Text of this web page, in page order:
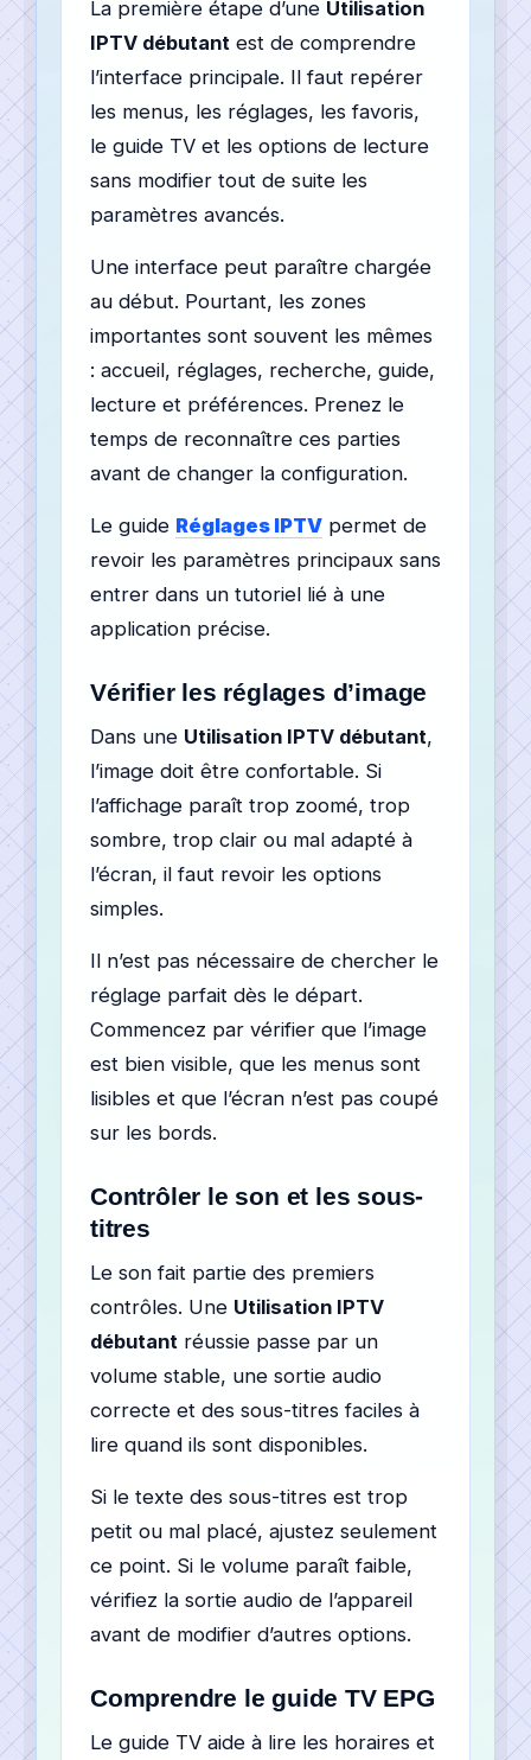
La première étape d’une Utilisation
IPTV débutant est de comprendre
l’interface principale. Il faut repérer
les menus, les réglages, les favoris,
le guide TV et les options de lecture
sans modifier tout de suite les
paramètres avancés.
Une interface peut paraître chargée
au début. Pourtant, les zones
importantes sont souvent les mêmes
: accueil, réglages, recherche, guide,
lecture et préférences. Prenez le
temps de reconnaître ces parties
avant de changer la configuration.
Le guide Réglages IPTV permet de
revoir les paramètres principaux sans
entrer dans un tutoriel lié à une
application précise.
Vérifier les réglages d’image
Dans une Utilisation IPTV débutant,
l’image doit être confortable. Si
l’affichage paraît trop zoomé, trop
sombre, trop clair ou mal adapté à
l’écran, il faut revoir les options
simples.
Il n’est pas nécessaire de chercher le
réglage parfait dès le départ.
Commencez par vérifier que l’image
est bien visible, que les menus sont
lisibles et que l’écran n’est pas coupé
sur les bords.
Contrôler le son et les sous-
titres
Le son fait partie des premiers
contrôles. Une Utilisation IPTV
débutant réussie passe par un
volume stable, une sortie audio
correcte et des sous-titres faciles à
lire quand ils sont disponibles.
Si le texte des sous-titres est trop
petit ou mal placé, ajustez seulement
ce point. Si le volume paraît faible,
vérifiez la sortie audio de l’appareil
avant de modifier d’autres options.
Comprendre le guide TV EPG
Le guide TV aide à lire les horaires et